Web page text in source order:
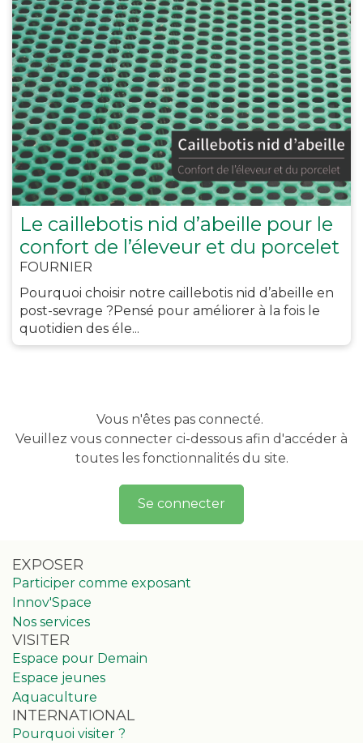
Le caillebotis nid d’abeille pour le
confort de l’éleveur et du porcelet
FOURNIER
Pourquoi choisir notre caillebotis nid d’abeille en
post-sevrage ?Pensé pour améliorer à la fois le
quotidien des éle...
Vous n'êtes pas connecté.
Veuillez vous connecter ci-dessous afin d'accéder à
toutes les fonctionnalités du site.
Se connecter
EXPOSER
Participer comme exposant
Innov'Space
Nos services
VISITER
Espace pour Demain
Espace jeunes
Aquaculture
INTERNATIONAL
Pourquoi visiter ?